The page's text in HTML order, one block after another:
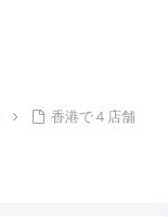
香港で４店舗